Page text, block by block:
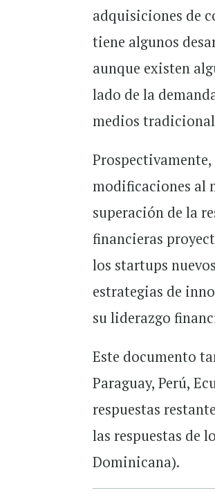
adquisiciones de
tiene algunos
aunque existen
lado de la
medios
modificaciones al
superación de la
financieras
los startups
estrategias de
su liderazgo
Este documento
Paraguay, Perú,
respuestas
las respuestas de
Dominicana).